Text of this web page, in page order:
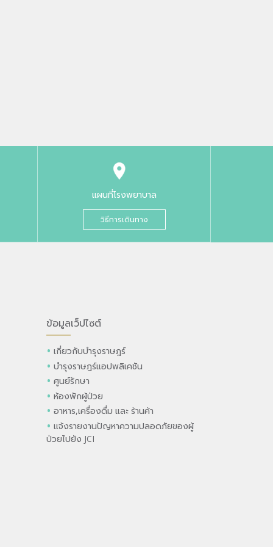
แผนที่โรงพยาบาล
วิธีการเดินทาง
ข้อมูลเว็ปไซต์
เกี่ยวกับบำรุงราษฎร์
บำรุงราษฎร์แอปพลิเคชัน
ศูนย์รักษา
ห้องพักผู้ป่วย
อาหาร,เครื่องดื่ม และ ร้านค้า
แจ้งรายงานปัญหาความปลอดภัยของผู้
ป่วยไปยัง JCI